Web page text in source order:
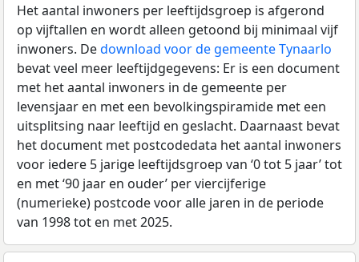
Het aantal inwoners per leeftijdsgroep is afgerond
op vijftallen en wordt alleen getoond bij minimaal vijf
inwoners. Dedownload voor de gemeente Tynaarlo
bevat veel meer leeftijdgegevens: Er is een document
met het aantal inwoners in de gemeente per
levensjaar en met een bevolkingspiramide met een
uitsplitsing naar leeftijd en geslacht. Daarnaast bevat
het document met postcodedata het aantal inwoners
voor iedere 5 jarige leeftijdsgroep van ‘0 tot 5 jaar’ tot
en met ‘90 jaar en ouder’ per viercijferige
(numerieke) postcode voor alle jaren in de periode
van 1998 tot en met 2025.